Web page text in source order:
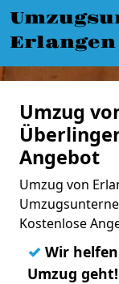
Erlangen
Umzug
Angebot
Umzug von
Kostenlose
✓ Wir
Umzug geht!